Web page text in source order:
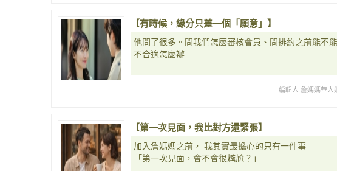
【有時候，緣分只差一個「願意」】
他問了很多。問我們怎麼審核會員、問排約之前能不
不合適怎麼辦……
編輯人 詹媽媽華人
【第一次見面，我比對方還緊張】
加入詹媽媽之前， 我其實最擔心的只有一件事——
「第一次見面，會不會很尷尬？」